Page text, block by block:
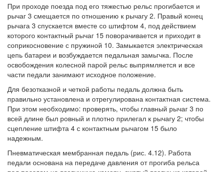
При проходе поезда под его тяжестью рельс прогибается и
рычаг 3 смещается по отношению к рычагу 2. Правый конец
рычага 3 спускается вместе со штифтом 4, под действием
которого контактный рычаг 15 поворачивается и приходит в
соприкосновение с пружиной 10. Замыкается электрическая
цепь батареи и возбуждается педальная замьгчка. После
освобождения колесной парой рельс выпрямляется и все
части педали занимают исходное положение.
Для безотказной и четкой работы педаль должна быть
правильно установлена и отрегулирована контактная система.
При этом необходимо: проверять, чтобы главный рычаг 3 по
всей длине был ровный и плотно прилегал к рычагу 2; чтобы
сцепление штифта 4 с контактным рычагом 15 было
надежным.
Пневматическая мембранная педаль (рис. 4.12). Работа
педали основана на передаче давления от прогиба рельса